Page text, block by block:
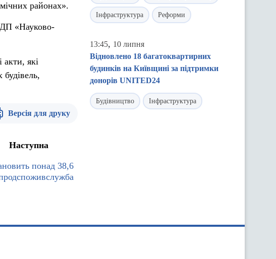
районах».
«Науково-
акти, які
Версія для друку
Наступна
понад 38,6
Інфраструктура Реформи
13:45, 10 липня
Відновлено 18 багатоквартирних
будинків на Київщині за підтримки
донорів UNITED24
Будівництво Інфраструктура